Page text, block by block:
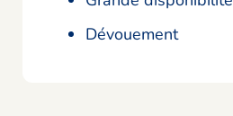
Dévouement